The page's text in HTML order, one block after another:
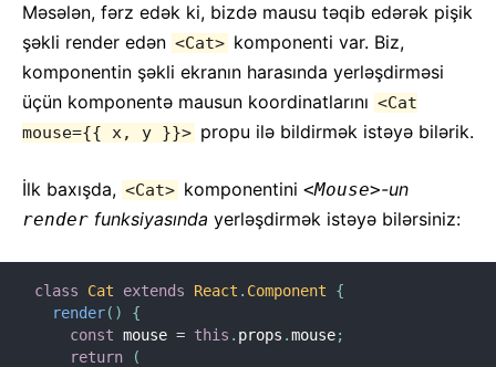
Məsələn, fərz edək ki, bizdə mausu təqib edərək pişik
şəkli render edən <Cat> komponenti var. Biz,
komponentin şəkli ekranın harasında yerləşdirməsi
üçün komponentə mausun koordinatlarını <Cat
mouse={{ x, y }}> propu ilə bildirmək istəyə bilərik.
İlk baxışda, <Cat> komponentini <Mouse>-un
render funksiyasında yerləşdirmək istəyə bilərsiniz:
class Cat extends React . Component
{
render( )
{
const mouse = this . props .mouse;
return
(